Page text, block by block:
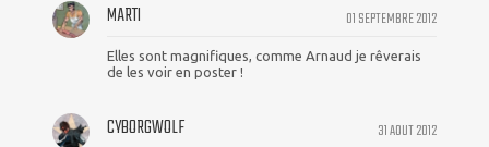
01 SEPTEMBRE 2012
MARTI
Elles sont magnifiques, comme Arnaud je rêverais
de les voir en poster !
31 AOUT 2012
CYBORGWOLF